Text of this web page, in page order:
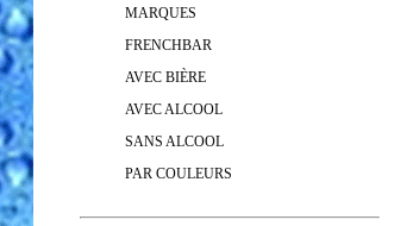
MARQUES
FRENCHBAR
AVEC BIÈRE
AVEC ALCOOL
SANS ALCOOL
PAR COULEURS